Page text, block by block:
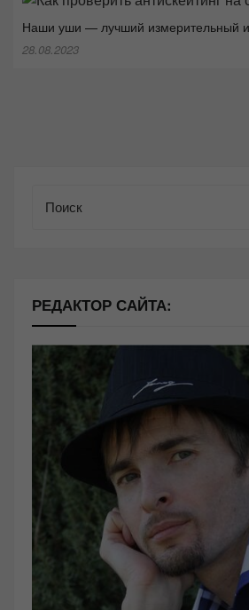
Наши уши — лучший измерительный
28.08.2023
РЕДАКТОР САЙТА: